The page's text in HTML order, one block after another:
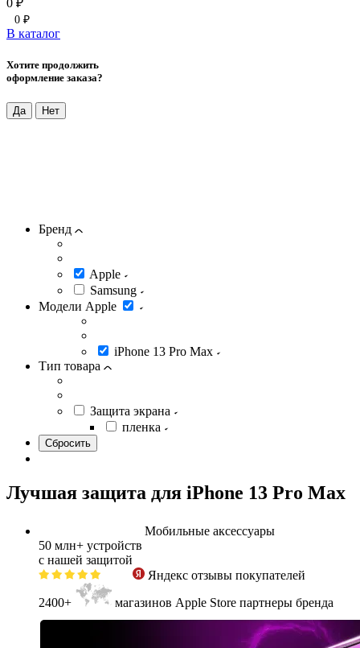
0 ₽
0 ₽
В каталог
Хотите продолжить
оформление заказа?
Да Нет
Бренд
Apple
Samsung
Модели Apple
iPhone 13 Pro Max
Тип товара
Защита экрана
пленка
Лучшая защита для iPhone 13 Pro Max
Мобильные аксессуары
50 млн+ устройств
с нашей защитой
Яндекс отзывы покупателей
2400+
магазинов Apple Store партнеры бренда